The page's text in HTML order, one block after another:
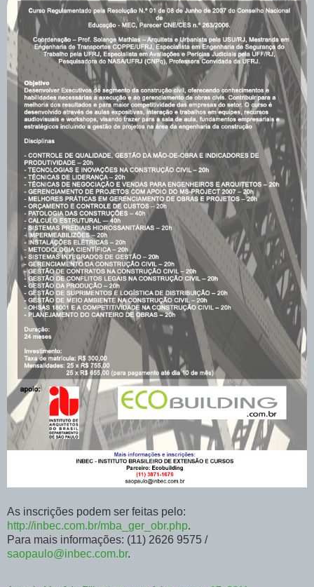
As inscrições podem ser feitas pelo:
http://inbec.com.br/mba_ger_obr.php.
Para mais informações: (11) 2626 9575 /
saopaulo@inbec.com.br.